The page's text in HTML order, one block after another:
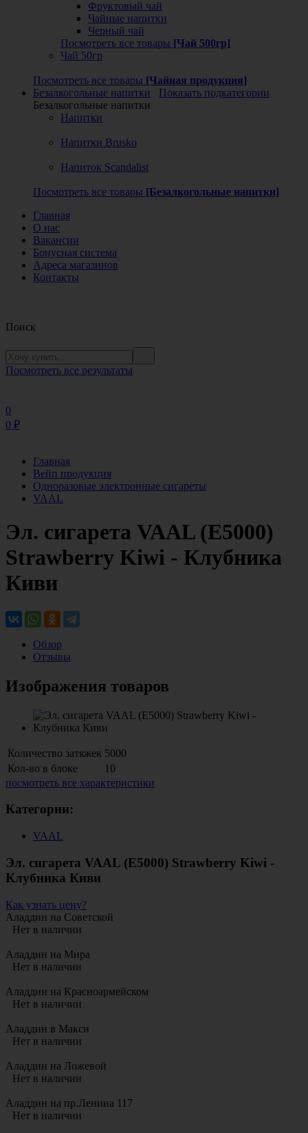
Фруктовый чай
Чайные напитки
Черный чай
Посмотреть все товары [Чай 500гр]
Чай 50гр
Посмотреть все товары [Чайная продукция]
Безалкогольные напитки
Показать подкатегории
Безалкогольные напитки
Напитки
Напитки Brusko
Напиток Scandalist
Посмотреть все товары [Безалкогольные напитки]
Главная
О нас
Вакансии
Бонусная система
Адреса магазинов
Контакты
Поиск
Посмотреть все результаты
0
0 ₽
Главная
Вейп продукция
Одноразовые электронные сигареты
VAAL
Эл. сигарета VAAL (E5000)
Strawberry Kiwi - Клубника
Киви
Обзор
Отзывы
Изображения товаров
Количество затяжек 5000
Кол-во в блоке
10
посмотреть все характеристики
Категории:
VAAL
Эл. сигарета VAAL (E5000) Strawberry Kiwi -
Клубника Киви
Как узнать цену?
Аладдин на Советской
Нет в наличии
Аладдин на Мира
Нет в наличии
Аладдин на Красноармейском
Нет в наличии
Аладдин в Макси
Нет в наличии
Аладдин на Ложевой
Нет в наличии
Аладдин на пр.Ленина 117
Нет в наличии